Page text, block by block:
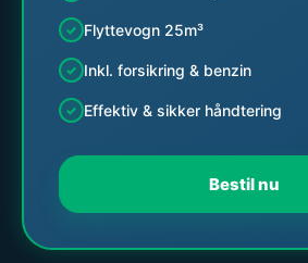
Flyttevogn 25m³
Inkl. forsikring & benzin
Effektiv & sikker håndtering
Bestil nu